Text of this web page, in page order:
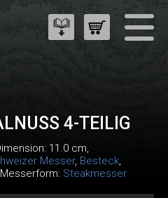
4-TEILIG
11.0 cm,
Messer, Besteck,
Steakmesser